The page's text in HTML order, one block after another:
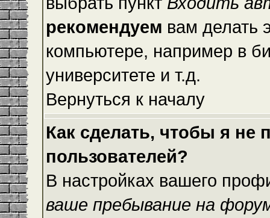
рекомендуем вам делать
компьютере, например в
университете и т.д.
Вернуться к началу
Как сделать, чтобы я не
пользователей?
В настройках вашего
ваше пребывание на